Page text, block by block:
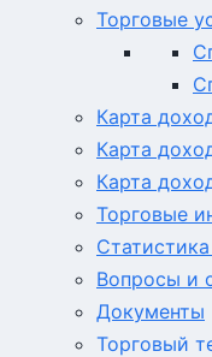
Торговые
Карта
Карта
Карта
Торговые
Вопросы и
Документы
Торговый